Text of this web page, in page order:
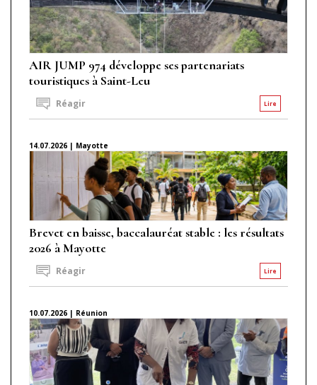
AIR JUMP 974 développe ses partenariats
touristiques à Saint-Leu
Lire
Réagir
14.07.2026 | Mayotte
Brevet en baisse, baccalauréat stable : les résultats
2026 à Mayotte
Lire
Réagir
10.07.2026 | Réunion